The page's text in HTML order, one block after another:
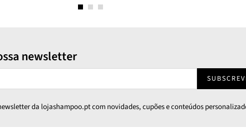
newsletter
da lojashampoo.pt com novidades, cupões e conteúdos